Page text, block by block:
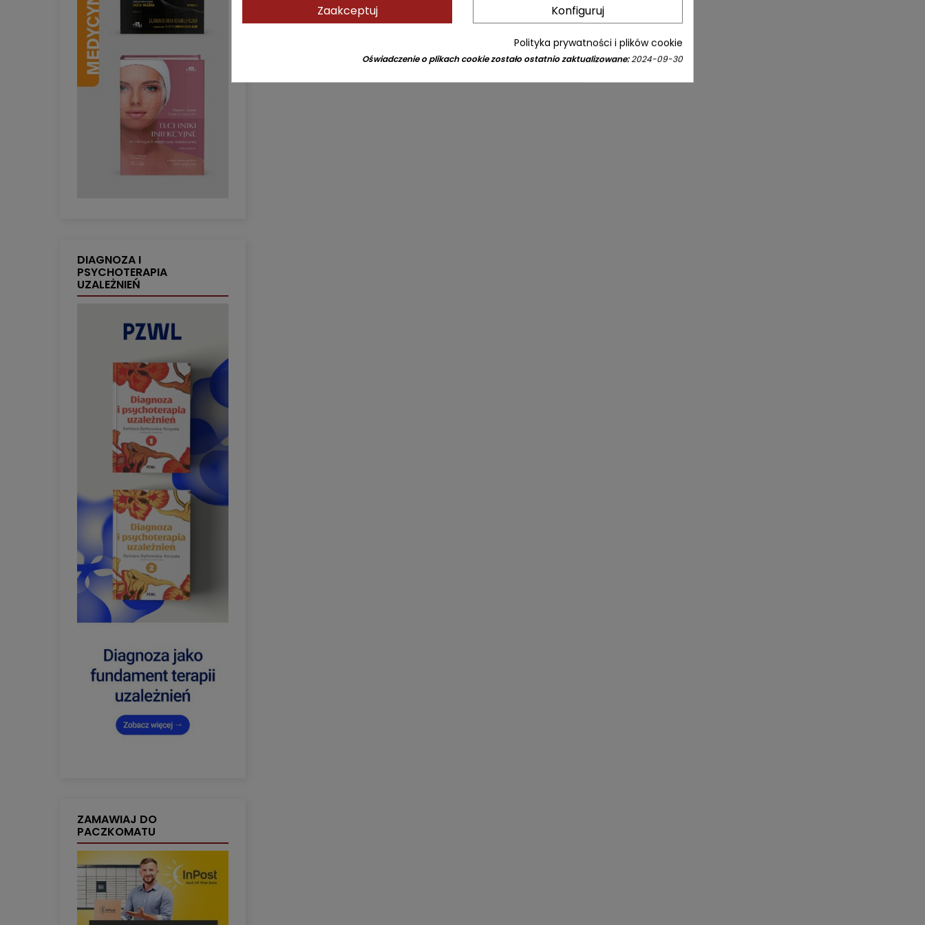
DIAGNOZA I
PSYCHOTERAPIA
UZALEŻNIEŃ
ZAMAWIAJ DO
PACZKOMATU
Zaakceptuj Konfiguruj
Polityka prywatności i plików cookie
Oświadczenie o plikach cookie zostało ostatnio zaktualizowane:2024-09-30